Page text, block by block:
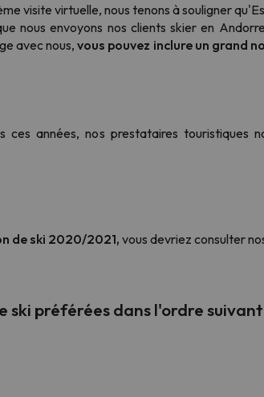
visite virtuelle, nous tenons à souligner
nous envoyons nos clients skier en
avec nous,vous pouvez inclure un grand
années, nos prestataires touristiques
de ski 2020/2021, vous devriez consulter
ski préférées dans l'ordre suivant